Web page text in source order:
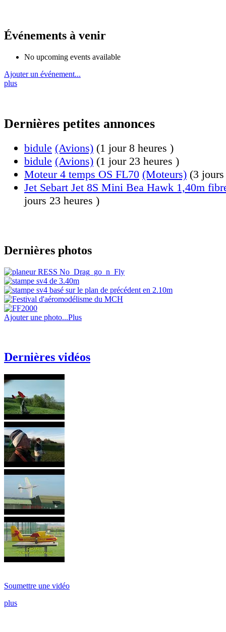
Événements à venir
No upcoming events available
Ajouter un événement...
plus
Dernières petites annonces
bidule (Avions) (1 jour 8 heures )
bidule (Avions) (1 jour 23 heures )
Moteur 4 temps OS FL70 (Moteurs) (3
Jet Sebart Jet 8S Mini Bea Hawk 1,40m
jours 23 heures )
Dernières photos
Ajouter une photo...Plus
Dernières vidéos
Soumettre une vidéo
plus